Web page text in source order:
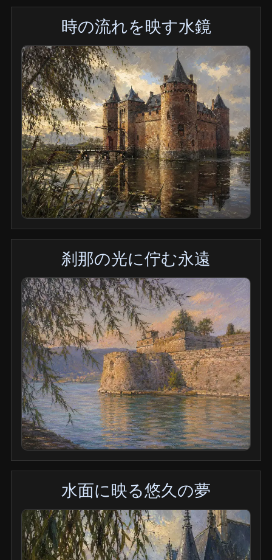
時の流れを映す水鏡
刹那の光に佇む永遠
水面に映る悠久の夢